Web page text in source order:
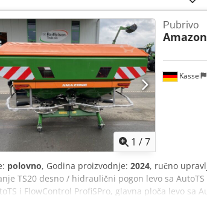
1 /7
Kassel
Рubrivo
polovno, Godina proizvodnje: 2024, ručno
TS20 desno / hidraulični pogon levo sa
i FlowControl ProfiSPro, glavna ploča levo sa